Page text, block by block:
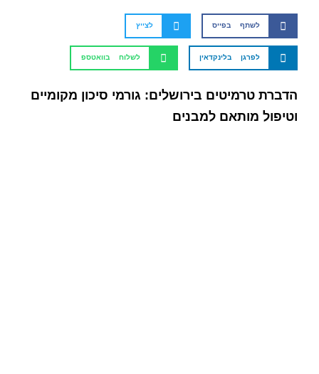
לשתף בפייס לצייץ
לפרגן בלינקדאין לשלוח בוואטספ
הדברת טרמיטים בירושלים: גורמי סיכון מקומיים
וטיפול מותאם למבנים